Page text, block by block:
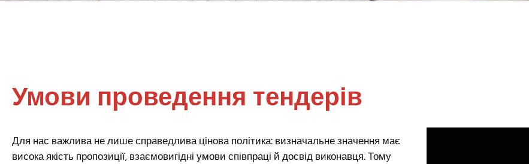
Умови проведення тендерів
Для нас важлива не лише справедлива цінова політика: визначальне значення має
висока якість пропозиції, взаємовигідні умови співпраці й досвід виконавця. Тому